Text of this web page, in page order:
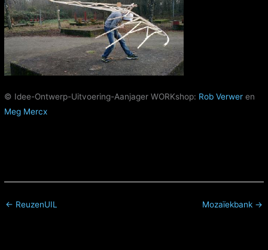
© Idee-Ontwerp-Uitvoering-Aanjager WORKshop: Rob Verweren
Meg Mercx
← ReuzenUIL Mozaïekbank →